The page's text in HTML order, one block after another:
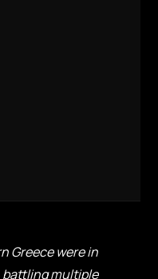
Greece were in
multiple